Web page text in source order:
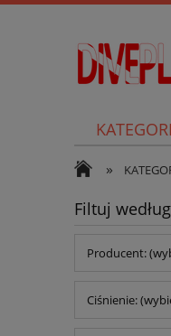
SKUTER
»
Filtuj według
Producent:
Ciśnienie: